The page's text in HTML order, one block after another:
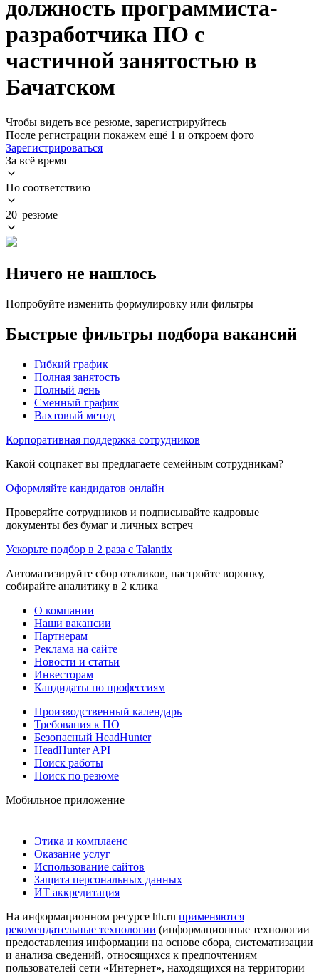
должность программиста-
разработчика ПО с
частичной занятостью в
Бачатском
Чтобы видеть все резюме, зарегистрируйтесь
После регистрации покажем ещё 1 и откроем фото
Зарегистрироваться
За всё время
По соответствию
20 резюме
Ничего не нашлось
Попробуйте изменить формулировку или фильтры
Быстрые фильтры подбора вакансий
Гибкий график
Полная занятость
Полный день
Сменный график
Вахтовый метод
Корпоративная поддержка сотрудников
Какой соцпакет вы предлагаете семейным сотрудникам?
Оформляйте кандидатов онлайн
Проверяйте сотрудников и подписывайте кадровые
документы без бумаг и личных встреч
Ускорьте подбор в 2 раза с Talantix
Автоматизируйте сбор откликов, настройте воронку,
собирайте аналитику в 2 клика
О компании
Наши вакансии
Партнерам
Реклама на сайте
Новости и статьи
Инвесторам
Кандидаты по профессиям
Производственный календарь
Требования к ПО
Безопасный HeadHunter
HeadHunter API
Поиск работы
Поиск по резюме
Мобильное приложение
Этика и комплаенс
Оказание услуг
Использование сайтов
Защита персональных данных
ИТ аккредитация
На информационном ресурсе hh.ru применяются
рекомендательные технологии (информационные технологии
предоставления информации на основе сбора, систематизации
и анализа сведений, относящихся к предпочтениям
пользователей сети «Интернет», находящихся на территории